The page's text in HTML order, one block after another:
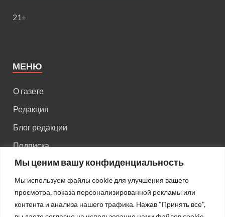
Мы ценим вашу конфиденциальность
Мы используем файлы cookie для улучшения вашего
просмотра, показа персонализированной рекламы или
контента и анализа нашего трафика. Нажав "Принять все",
21+
МЕНЮ
О газете
Редакция
Блог редакции
Подписка
Правила поведения на сайте
Реклама
Старый сайт